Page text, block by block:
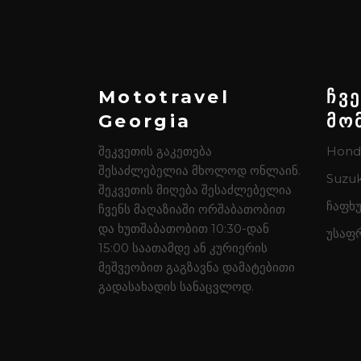
Mototravel
Georgia
შეკვეთის გაკეთება
შესაძლებელია მხოლოდ ონლაინ.
შეკვეთის მიღება შესაძლებელია
ჩვენს მაღაზიაში ორშაბათობით
და ხუთშაბათობით 10:30-დან
15:00 საათამდე ან კურიერის
მეშვეობით გაგზავნა დამატებითი
გადასახადის სანაცვლოდ.